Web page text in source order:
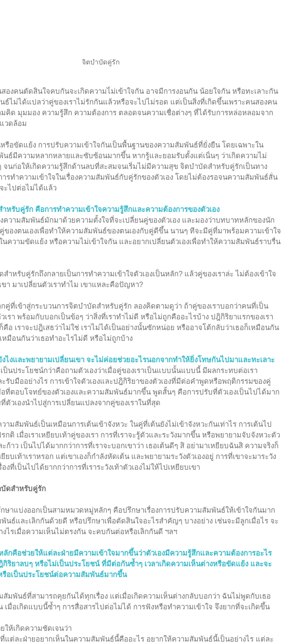
จิตบำบัดคู่รัก
สองคนตัดสินใจคบกันจะเกิดความไ่ม่เข้าใจกัน อาจมีการงอนกัน น้อยใจกัน หรือทะเลาะกัน
ไม่ได้แปลว่าคู่ของเราไม่รักกันแล้วหรือจะไปไม่รอด แต่เป็นสิ่งที่เกิดขึ้นเพราะคนสองคน
มคิด มุมมอง ความรู้สึก ความต้องการ ตลอดจนความเชื่อต่างๆ ที่ได้รับการหล่อหลอมจาก
วดล้อม
รือขัดแย้ง การปรับความเข้าใจกันเป็นพื้นฐานของความสัมพันธ์ที่ยั่งยืน โดยเฉพาะใน
ธ์มีความหลากหลายและซับซ้อนมากขึ้น หากรู้และยอมรับตั้งแต่เนิ่นๆ ว่าเกิดความไม่
ๆ จนก่อให้เกิดความรู้สึกด้านลบที่สะสมจนเริ่มไม่มีความสุข จิตบำบัดสำหรับคู่รักเป็นทาง
รทำความเข้าใจในเรื่องความสัมพันธ์กับคู่รักของตัวเอง โดยไม่ต้องรอจนความสัมพันธ์สั่น
ะไปต่อไม่ได้แล้ว
หรับคู่รัก คือการทำความเข้าใจความรู้สึกและความต้องการของตัวเอง
ความสัมพันธ์มักมาด้วยความตั้งใจที่จะเปลี่ยนคู่ของตัวเอง และมองว่าบทบาทหลักของนัก
องตนเองเพื่อทำให้ความสัมพันธ์ของตนเองกับคู่ดีขึ้น นานๆ ทีจะมีคู่ที่มาพร้อมความเข้าใจ
นความขัดแย้ง หรือความไม่เข้าใจกัน และอยากเปลี่ยนตัวเองเพื่อทำให้ความสัมพันธ์ราบรื่น
ำหรับคู่รักถึงกลายเป็นการทำความเข้าใจตัวเองเป็นหลัก? แล้วคู่ของเราล่ะ ไม่ต้องเข้าใจ
ขา มาเปลี่ยนตัวเราทำไม เขาแหละคือปัญหา?
ที่เข้าสู่กระบวนการจิตบำบัดสำหรับคู่รัก ลองคิดตามดูว่า ถ้าคู่ของเราบอกว่าคนที่เป็น
รา พร้อมกับบอกเป็นข้อๆ ว่าสิ่งที่เราทำไม่ดี หรือไม่ถูกคืออะไรบ้าง ปฎิกิริยาแรกของเรา
อ เราจะปฎิเสธว่าไม่ใช่ เราไม่ได้เป็นอย่างนั้นซักหน่อย หรืออาจโต้กลับว่าเธอก็เหมือนกัน
มือนกันว่าเธอทำอะไรไม่ดี หรือไม่ถูกบ้าง
งไงและพยายามเปลี่ยนเขา จะไม่ค่อยช่วยอะไรนอกจากทำให้ยิ่งโทษกันไปมาและทะเลาะ
นประโยชน์กว่าคือถามตัวเองว่าเมื่อคู่ของเราเป็นแบบนั้นแบบนี้ มีผลกระทบต่อเรา
ะรับมืออย่างไร การเข้าใจตัวเองและปฎิกิริยาของตัวเองที่มีต่อคำพูดหรือพฤติกรรมของคู่
อที่ตอบโจทย์ของตัวเองและความสัมพันธ์มากขึ้น พูดสั้นๆ คือการปรับที่ตัวเองเป็นไปได้มาก
วเองนำไปสู่การเปลี่ยนแปลงจากคู่ของเราในที่สุด
ามสัมพันธ์เป็นเหมือนการเต้นเข้าจังหวะ ในคู่ที่เต้นยังไม่เข้าจังหวะกันเท่าไร การเต้นไป
กติ เมื่อเราเหยียบเท้าคู่ของเรา การที่เราจะรู้ตัวและระวังมากขึ้น หรือพยายามจับจังหวะตัว
ก้าว เป็นไปได้มากกว่าการที่เราจะบอกเขาว่า เธอเต้นดีๆ สิ อย่ามาเหยียบฉันสิ ความจริงก็
ยบเท้าเราหรอก แต่เขาเองก็กำลังหัดเต้น และพยายามระวังตัวเองอยู่ การที่เขาจะมาระวัง
องที่เป็นไปได้ยากกว่าการที่เราระวังเท้าตัวเองไม่ให้ไปเหยียบเขา
บัดสำหรับคู่รัก
ษาแบ่งออกเป็นสามหมวดหมู่หลักๆ คือปรึกษาเรื่องการปรับความสัมพันธ์ให้เข้าใจกันมาก
นธ์และเลิกกันด้วยดี หรือปรึกษาเพื่อตัดสินใจอะไรสำคัญๆ บางอย่าง เช่นจะมีลูกเมื่อไร จะ
ไรเมื่อความเห็นไม่ตรงกัน จะคบกันต่อหรือเลิกกันดี ฯลฯ
คือช่วยให้แต่ละฝ่ายมีความเข้าใจมากขึ้นว่าตัวเองมีความรู้สึกและความต้องการอะไร
ริยาลบๆ หรือไม่เป็นประโยชน์ ที่มีต่อกันซ้ำๆ เวลาเกิดความเห็นต่างหรือขัดแย้ง และจะ
รือเป็นประโยชน์ต่อความสัมพันธ์มากขึ้น
สัมพันธ์ที่สามารถคุยกันได้ทุกเรื่อง แต่เมื่อเกิดความเห็นต่างกลับบอกว่า ฉันไม่พูดกับเธอ
เมื่อเกิดแบบนี้ซ้ำๆ การสื่อสารไปต่อไม่ได้ การฟังหรือทำความเข้าใจ จึงยากที่จะเกิดขึ้น
ห้เกิดความชัดเจนว่า
แต่ละฝ่ายอยากเห็นในความสัมพันธ์นี้คืออะไร อยากให้ความสัมพันธ์นี้เป็นอย่างไร แต่ละ